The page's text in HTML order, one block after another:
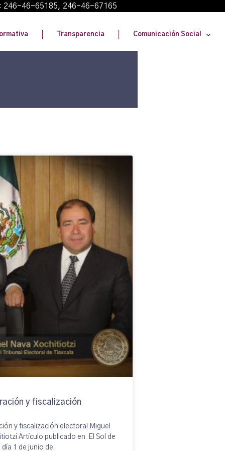
46-65185, 246-46-67165
Transparencia Comunicación Social
y fiscalización
y fiscalización electoral Miguel
Artículo publicado en El Sol de
día 1 de junio de